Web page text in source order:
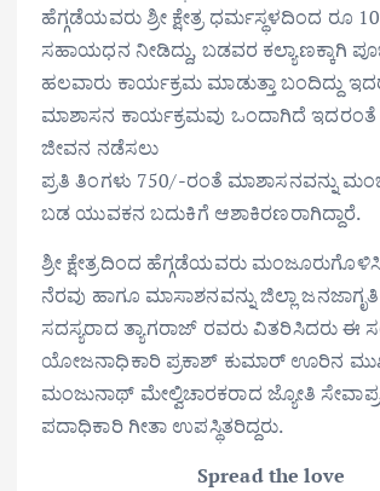
ಹೆಗ್ಗಡೆಯವರು ಶ್ರೀ ಕ್ಷೇತ್ರ ಧರ್ಮಸ್ಥಳದಿಂದ ರೂ
ಸಹಾಯಧನ ನೀಡಿದ್ದು, ಬಡವರ ಕಲ್ಯಾಣಕ್ಕಾಗಿ
ಹಲವಾರು ಕಾರ್ಯಕ್ರಮ ಮಾಡುತ್ತಾ ಬಂದಿದ್ದು
ಮಾಶಾಸನ ಕಾರ್ಯಕ್ರಮವು ಒಂದಾಗಿದೆ
ಜೀವನ ನಡೆಸಲು
ಪ್ರತಿ ತಿಂಗಳು 750/-ರಂತೆ ಮಾಶಾಸನವನ್ನು
ಬಡ ಯುವಕನ ಬದುಕಿಗೆ ಆಶಾಕಿರಣರಾಗಿದ್ದಾರೆ.
ಶ್ರೀ ಕ್ಷೇತ್ರದಿಂದ ಹೆಗ್ಗಡೆಯವರು
ನೆರವು ಹಾಗೂ ಮಾಸಾಶನವನ್ನು ಜಿಲ್ಲಾ
ಸದಸ್ಯರಾದ ತ್ಯಾಗರಾಜ್ ರವರು ವಿತರಿಸಿದರು ಈ
ಯೋಜನಾಧಿಕಾರಿ ಪ್ರಕಾಶ್ ಕುಮಾರ್ ಊರಿನ
ಮಂಜುನಾಥ್ ಮೇಲ್ವಿಚಾರಕರಾದ ಜ್ಯೋತಿ
ಪದಾಧಿಕಾರಿ ಗೀತಾ ಉಪಸ್ಥಿತರಿದ್ದರು.
Spread the love